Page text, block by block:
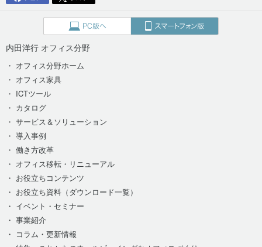
内田洋行 オフィス分野
・ オフィス分野ホーム
・ オフィス家具
・ ICTツール
・ カタログ
・ サービス＆ソリューション
・ 導入事例
・ 働き方改革
・ オフィス移転・リニューアル
・ お役立ちコンテンツ
・ お役立ち資料（ダウンロード一覧）
・ イベント・セミナー
・ 事業紹介
・ コラム・更新情報